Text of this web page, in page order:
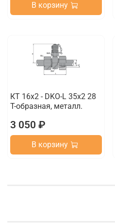
В корзину
КТ 16x2 - DKO-L 35x2 28
T-образная, металл.
3 050 ₽
В корзину